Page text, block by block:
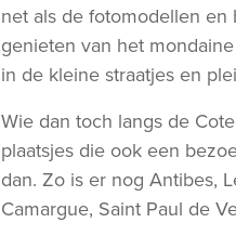
net als de fotomodellen
genieten van het
in de kleine straatjes en
Wie dan toch langs de
plaatsjes die ook een
dan. Zo is er nog Antibes,
Camargue, Saint Paul de